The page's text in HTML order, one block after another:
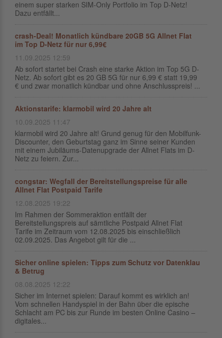
einem super starken SIM-Only Portfolio im Top D-Netz!
Dazu entfällt...
crash-Deal! Monatlich kündbare 20GB 5G Allnet Flat
im Top D-Netz für nur 6,99€
11.09.2025 12:59
Ab sofort startet bei Crash eine starke Aktion im Top 5G D-
Netz. Ab sofort gibt es 20 GB 5G für nur 6,99 € statt 19,99
€ und zwar monatlich kündbar und ohne Anschlusspreis! ...
Aktionstarife: klarmobil wird 20 Jahre alt
10.09.2025 11:47
klarmobil wird 20 Jahre alt! Grund genug für den Mobilfunk-
Discounter, den Geburtstag ganz im Sinne seiner Kunden
mit einem Jubiläums-Datenupgrade der Allnet Flats im D-
Netz zu feiern. Zur...
congstar: Wegfall der Bereitstellungspreise für alle
Allnet Flat Postpaid Tarife
12.08.2025 19:22
Im Rahmen der Sommeraktion entfällt der
Bereitstellungspreis auf sämtliche Postpaid Allnet Flat
Tarife im Zeitraum vom 12.08.2025 bis einschließlich
02.09.2025. Das Angebot gilt für die ...
Sicher online spielen: Tipps zum Schutz vor Datenklau
& Betrug
08.08.2025 12:22
Sicher im Internet spielen: Darauf kommt es wirklich an!
Vom schnellen Handyspiel in der Bahn über die epische
Schlacht am PC bis zur Runde im besten Online Casino –
digitales...